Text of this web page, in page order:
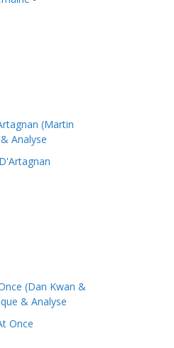
(Martin
Analyse
(Dan Kwan &
& Analyse